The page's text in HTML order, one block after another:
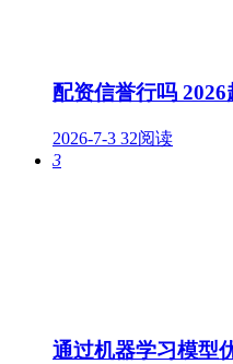
配资信誉行吗
2026-7-3 32阅读
3
通过机器学习模型